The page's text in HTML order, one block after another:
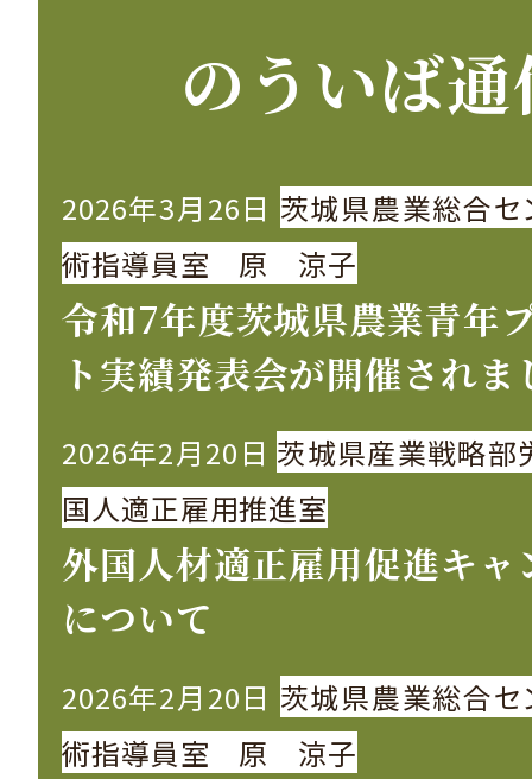
のういば
2026年3月26日 茨城県農業総合セ
術指導員室 原 涼子
令和7年度茨城県農業青年
ト実績発表会が開催されま
2026年2月20日 茨城県産業戦略部
国人適正雇用推進室
外国人材適正雇用促進キャ
について
2026年2月20日 茨城県農業総合セ
術指導員室 原 涼子